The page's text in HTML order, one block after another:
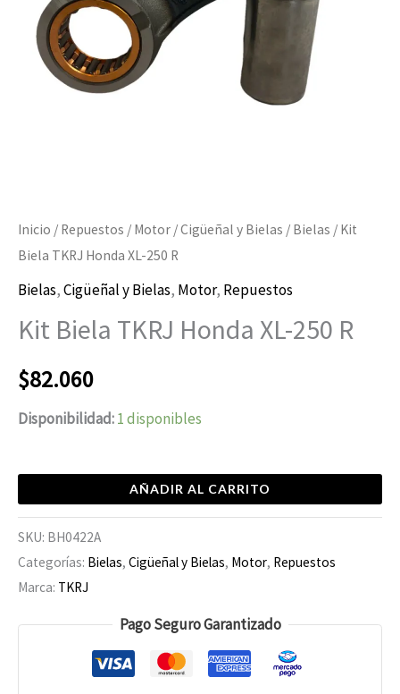
Inicio / Repuestos / Motor /Cigüeñal y Bielas / Bielas / Kit
Biela TKRJ Honda XL-250 R
Bielas,Cigüeñal y Bielas, Motor, Repuestos
Kit Biela TKRJ Honda XL-250 R
$82.060
Disponibilidad:1 disponibles
cantidad
AÑADIR AL CARRITO
SKU: BH0422A
Categorías: Bielas, Cigüeñal y Bielas, Motor, Repuestos
Marca: TKRJ
Pago Seguro Garantizado